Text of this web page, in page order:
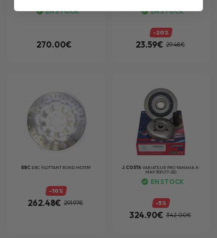
EN STOCK
270.00€
EN STOCK
-20%
23.59€ 29.48€
EBC EBC FLOTTANT ROND MD1139
-10%
262.48€ 291.97€
J.COSTAVARIATEUR PRO YAMAHA X-
MAX 300 (17-22)
EN STOCK
-5%
324.90€ 342.00€